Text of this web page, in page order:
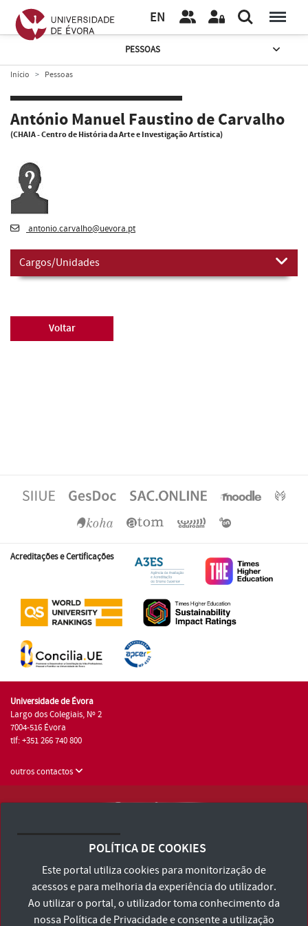
EN
PESSOAS
Início Pessoas
António Manuel Faustino de Carvalho
(CHAIA - Centro de História da Arte e Investigação Artística)
antonio.carvalho@uevora.pt
Cargos/Unidades
Voltar
Acreditações e Certificações
Universidade de Évora
Largo dos Colegiais, Nº 2
7004-516 Évora
tlf: +351 266 740 800
outros contactos
Consulte os Termos e Condições e Política de Privacidade
Declaração de Acessibilidade
POLÍTICA DE COOKIES
Este portal utiliza cookies para monitorização de
acessos e para melhoria da experiência do utilizador.
Ao utilizar o portal, o utilizador toma conhecimento da
nossa Política de Privacidadee consente a utilização